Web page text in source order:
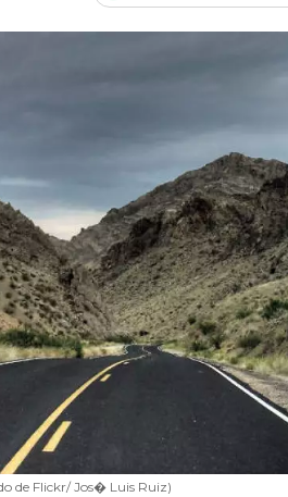
de Flickr/ Jos� Luis Ruiz)